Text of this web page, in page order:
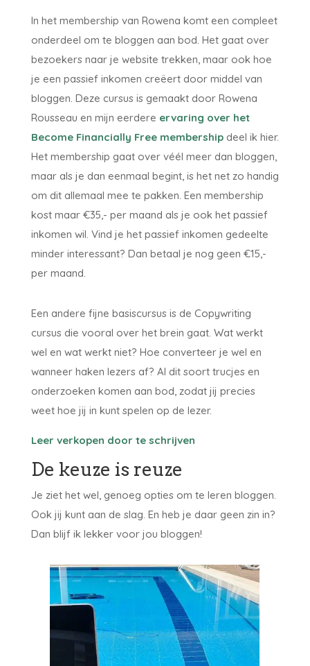
In het membership van Rowena komt een compleet
onderdeel om te bloggen aan bod. Het gaat over
bezoekers naar je website trekken, maar ook hoe
je een passief inkomen creëert door middel van
bloggen. Deze cursus is gemaakt door Rowena
Rousseau en mijn eerdere ervaring over het
Become Financially Free membershipdeel ik hier.
Het membership gaat over véél meer dan bloggen,
maar als je dan eenmaal begint, is het net zo handig
om dit allemaal mee te pakken. Een membership
kost maar €35,- per maand als je ook het passief
inkomen wil. Vind je het passief inkomen gedeelte
minder interessant? Dan betaal je nog geen €15,-
per maand.
Een andere fijne basiscursus is de Copywriting
cursus die vooral over het brein gaat. Wat werkt
wel en wat werkt niet? Hoe converteer je wel en
wanneer haken lezers af? Al dit soort trucjes en
onderzoeken komen aan bod, zodat jij precies
weet hoe jij in kunt spelen op de lezer.
Leer verkopen door te schrijven
De keuze is reuze
Je ziet het wel, genoeg opties om te leren bloggen.
Ook jij kunt aan de slag. En heb je daar geen zin in?
Dan blijf ik lekker voor jou bloggen!